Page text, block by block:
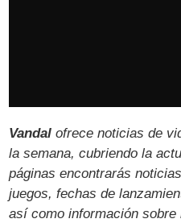
Vandal ofrece noticias de
la semana, cubriendo la
páginas encontrarás
juegos, fechas de
así como información